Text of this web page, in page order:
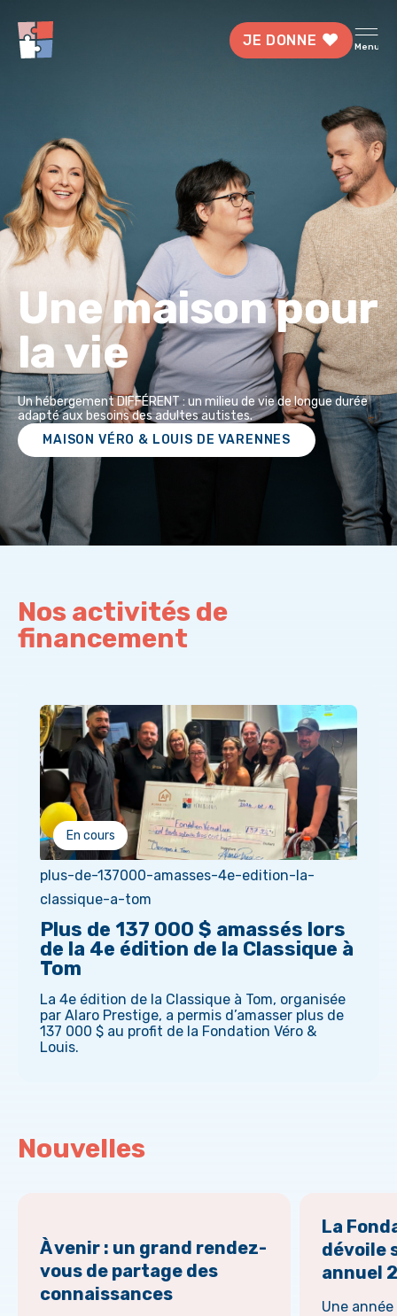
JE DONNE Menu
Une maison pour
la vie
Un hébergement DIFFÉRENT : un milieu de vie de longue durée
adapté aux besoins des adultes autistes.
MAISON VÉRO & LOUIS DE VARENNES
Nos activités de
financement
En cours
plus-de-137000-amasses-4e-edition-la-
classique-a-tom
Plus de 137 000 $ amassés lors
de la 4e édition de la Classique à
Tom
La 4e édition de la Classique à Tom, organisée
par Alaro Prestige, a permis d’amasser plus de
137 000 $ au profit de la Fondation Véro &
Louis.
Nouvelles
À venir : un grand rendez-
vous de partage des
connaissances
La
dévoile
annuel
Une